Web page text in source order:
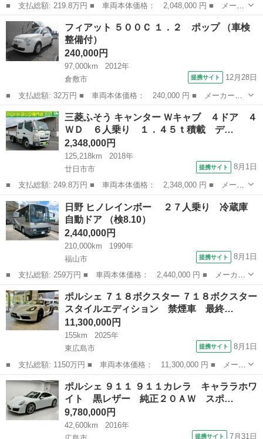
■ 支払総額: 219.8万円 ■ 車両本体価格： 2,048,000 円 ■ メーカ
ー名： 三菱ふそう ■ 車種名： キャンター ■ グレード名： ダ
ンプ エアコン パワーステアリング パワーウィンドウ ＡＢＳ
エアバッ...
広島 廿日市市 その他
フィアット ５００Ｃ １．２ ポップ （車検
整備付）
240,000円
97,000km
2012年
倉敷市
提携サイト 12月28日
■ 支払総額: 32万円 ■ 車両本体価格： 240,000 円 ■ メーカー
名： フィアット ■ 車種名： ５００Ｃ ■ グレード名： １．
２ ポップ ■ 排気量： 1200cc ■ ドア枚数： 3D ■ ミッショ
ン： ...
岡山 倉敷市 その他
三菱ふそう キャンター Ｗキャブ ４ドア ４
ＷＤ ６人乗り １．４５ｔ積載 デ…
2,348,000円
125,218km
2018年
廿日市市
提携サイト 8月1日
■ 支払総額: 249.8万円 ■ 車両本体価格： 2,348,000 円 ■ メーカ
ー名： 三菱ふそう ■ 車種名： キャンター ■ グレード名： Ｗ
キャブ ４ドア ４ＷＤ ６人乗り １．４５ｔ積載 ディーゼルタ
ーボ 車...
広島 廿日市市
日野 ヒノレインボー ２７人乗り 冷蔵庫
自動ドア （検8.10）
2,440,000円
210,000km
1990年
福山市
提携サイト 8月1日
■ 支払総額: 259万円 ■ 車両本体価格： 2,440,000 円 ■ メーカー
名： 日野 ■ 車種名： ヒノレインボー ■ グレード名： ２７
人乗り 冷蔵庫 自動ドア ■ 排気量： 7500cc ■ ドア枚数： 1...
広島 福山市 その他
ポルシェ ７１８ボクスター ７１８ボクスター
スタイルエディション 禁煙車 最終…
11,300,000円
155km
2025年
東広島市
提携サイト 8月1日
■ 支払総額: 1150万円 ■ 車両本体価格： 11,300,000 円 ■ メーカ
ー名： ポルシェ ■ 車種名： ７１８ボクスター ■ グレード
名： ７１８ボクスタースタイルエディション 禁煙車 最終型 電
動オープン ...
広島 東広島市
ポルシェ ９１１ ９１１カレラ キャララホワ
イト 黒レザー 純正２０ＡＷ スポ…
9,780,000円
42,600km
2016年
提携サイト 7月31日